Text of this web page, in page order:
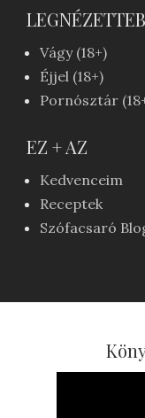
Vágy (18+)
Éjjel (18+)
Pornósztár
EZ + AZ
Kedvenceim
Receptek
Szófacsaró